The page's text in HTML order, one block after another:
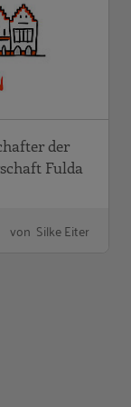
der
Fulda
von Silke Eiter